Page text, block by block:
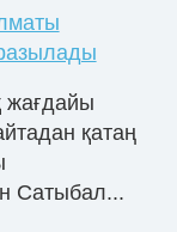
жағдайы
қатаң
Сатыбал...